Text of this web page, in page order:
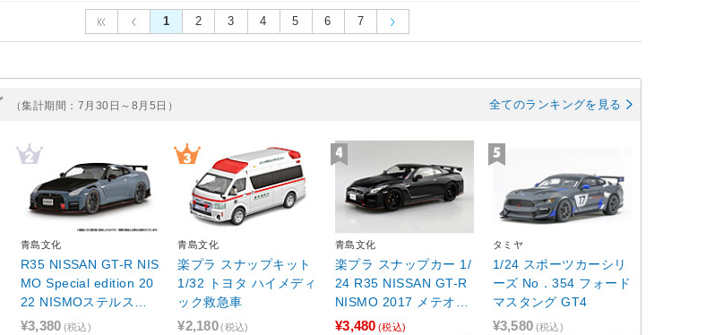
1 2 3 4 5 6 7
（集計期間：7月30日～8月5日） 全てのランキングを見る
青島文化
R35 NISSAN GT-R NIS
MO Special edition 20
22 NISMOステルスグ
レー
¥3,380 (税込)
青島文化
楽プラ スナップキット
1/32 トヨタ ハイメディ
ック救急車
¥2,180(税込)
青島文化
楽プラ スナップカー 1/
24 R35 NISSAN GT-R
NISMO 2017 メテオフ
レークブラックパール
¥3,480 (税込)
タミヤ
1/24 スポーツカーシリ
ーズ No．354 フォード
マスタング GT4
¥3,580 (税込)